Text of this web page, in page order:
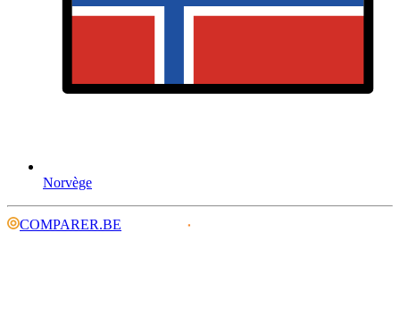
Norvège
COMPARER.BE